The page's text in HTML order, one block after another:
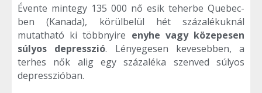
Évente mintegy 135 000 nő esik teherbe Quebec-
ben (Kanada), körülbelül hét százalékuknál
mutatható ki többnyire enyhe vagy közepesen
súlyos depresszió. Lényegesen kevesebben, a
terhes nők alig egy százaléka szenved súlyos
depresszióban.